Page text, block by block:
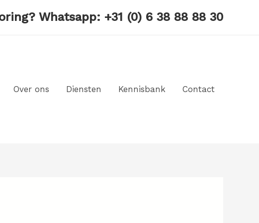
Whatsapp: +31 (0) 6 38 88 88 30
Over ons Diensten Kennisbank Contact